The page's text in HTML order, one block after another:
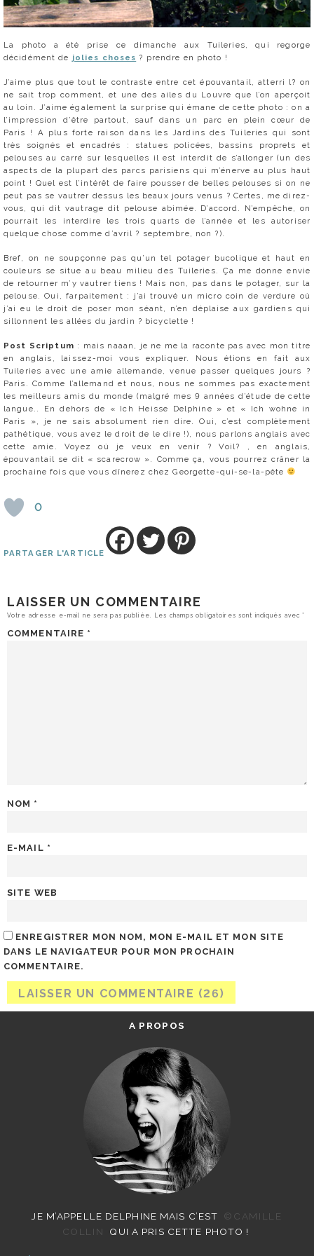
La photo a été prise ce dimanche aux Tuileries, qui regorge
décidément de jolies choses ? prendre en photo !
J’aime plus que tout le contraste entre cet épouvantail, atterri l? on
ne sait trop comment, et une des ailes du Louvre que l’on aperçoit
au loin. J’aime également la surprise qui émane de cette photo : on a
l’impression d’être partout, sauf dans un parc en plein cœur de
Paris ! A plus forte raison dans les Jardins des Tuileries qui sont
très soignés et encadrés : statues policées, bassins proprets et
pelouses au carré sur lesquelles il est interdit de s’allonger (un des
aspects de la plupart des parcs parisiens qui m’énerve au plus haut
point ! Quel est l’intérêt de faire pousser de belles pelouses si on ne
peut pas se vautrer dessus les beaux jours venus ? Certes, me direz-
vous, qui dit vautrage dit pelouse abimée. D’accord. N’empêche, on
pourrait les interdire les trois quarts de l’année et les autoriser
quelque chose comme d’avril ? septembre, non ?).
Bref, on ne soupçonne pas qu’un tel potager bucolique et haut en
couleurs se situe au beau milieu des Tuileries. Ça me donne envie
de retourner m’y vautrer tiens ! Mais non, pas dans le potager, sur la
pelouse. Oui, farpaitement : j’ai trouvé un micro coin de verdure où
j’ai eu le droit de poser mon séant, n’en déplaise aux gardiens qui
sillonnent les allées du jardin ? bicyclette !
Post Scriptum : mais naaan, je ne me la raconte pas avec mon titre
en anglais, laissez-moi vous expliquer. Nous étions en fait aux
Tuileries avec une amie allemande, venue passer quelques jours ?
Paris. Comme l’allemand et nous, nous ne sommes pas exactement
les meilleurs amis du monde (malgré mes 9 années d’étude de cette
langue.. En dehors de « Ich Heisse Delphine » et « Ich wohne in
Paris », je ne sais absolument rien dire. Oui, c’est complètement
pathétique, vous avez le droit de le dire !), nous parlons anglais avec
cette amie. Voyez où je veux en venir ? Voil? , en anglais,
épouvantail se dit « scarecrow ». Comme ça, vous pourrez crâner la
prochaine fois que vous dînerez chez Georgette-qui-se-la-pête
0
PARTAGER L'ARTICLE
LAISSER UN COMMENTAIRE
Votre adresse e-mail ne sera pas publiée. Les champs obligatoires sont indiqués avec*
COMMENTAIRE *
NOM *
E-MAIL *
SITE WEB
ENREGISTRER MON NOM, MON E-MAIL ET MON SITE
DANS LE NAVIGATEUR POUR MON PROCHAIN
COMMENTAIRE.
A PROPOS
JE M’APPELLE DELPHINE MAIS C’EST
©CAMILLE
COLLIN
QUI A PRIS CETTE PHOTO !